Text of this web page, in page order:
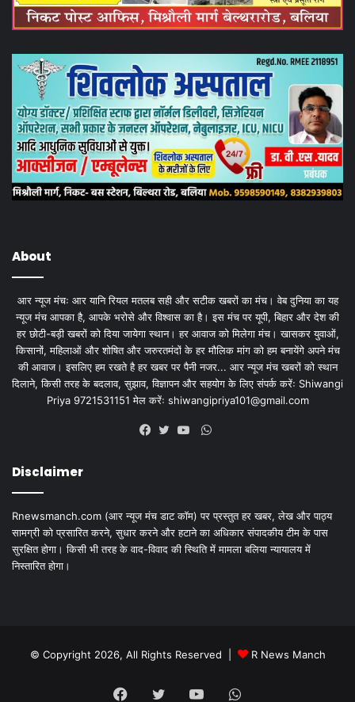
About
आर न्यूज मंचः आर यानि रियल मतलब सही और सटीक खबरों का मंच। वेब दुनिया का यह
न्यूज मंच आपका है, आपके भरोसे और विश्वास का है। इस मंच पर यूपी, बिहार और देश की
हर छोटी-बड़ी खबरों को दिया जायेगा स्थान। हर आवाज को मिलेगा मंच। खासकर युवाओं,
किसानों, महिलाओं और शोषित और जरुरतमंदों के हर मौलिक मांग को हम बनायेंगे अपने मंच
की आवाज। इसलिए हम रखते है हर खबर पर पैनी नजर... आर न्यूज मंच खबरों को स्थान
दिलाने, किसी तरह के बदलाव, सुझाव, विज्ञापन और सहयोग के लिए संपर्क करेंः Shiwangi
Priya 9721531151 मेल करेंः shiwangipriya101@gmail.com
WhatsApp
Disclaimer
Rnewsmanch.com (आर न्यूज मंच डाट काॅम) पर प्रस्तुत हर खबर, लेख और पाठ्य
सामग्री को प्रसारित करने, सुधार करने और हटाने का अधिकार संपादकीय टीम के पास
सुरक्षित होगा। किसी भी तरह के वाद-विवाद की स्थिति में मामला बलिया न्यायालय में
निस्तारित होगा।
© Copyright 2026, All Rights Reserved | R News Manch
Facebook
TwitterYouTubeWhatsApp